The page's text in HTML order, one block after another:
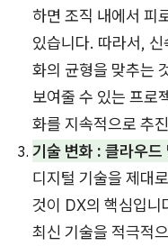
하면 조직 내에서 피
있습니다. 따라서,
화의 균형을 맞추는
보여줄 수 있는 프로
화를 지속적으로 추
기술 변화 : 클라우
디지털 기술을 제대
것이 DX의 핵심입
최신 기술을 적극적